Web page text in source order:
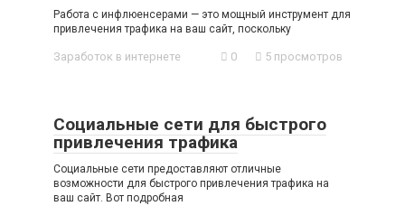
Работа с инфлюенсерами — это мощный инструмент для
привлечения трафика на ваш сайт, поскольку
Заработок в интернете 0 5 просмотров
Социальные сети для быстрого
привлечения трафика
Социальные сети предоставляют отличные
возможности для быстрого привлечения трафика на
ваш сайт. Вот подробная